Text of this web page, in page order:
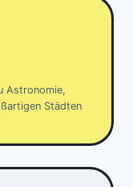
Astronomie,
Städten